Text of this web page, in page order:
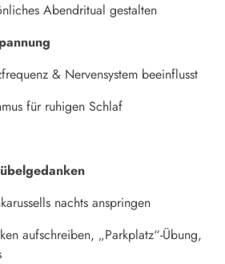
Abendritual gestalten
& Nervensystem beeinflusst
für ruhigen Schlaf
nachts anspringen
aufschreiben, „Parkplatz“-Übung,